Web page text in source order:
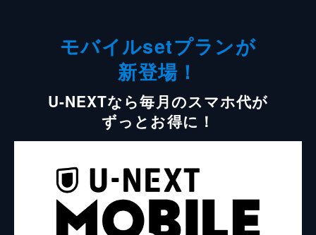
モバイルsetプランが
新登場！
U-NEXTなら毎月のスマホ代が
ずっとお得に！